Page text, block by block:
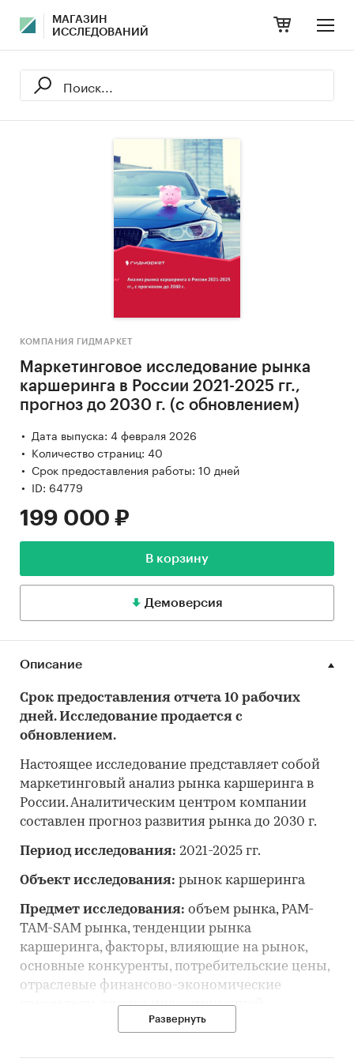
МАГАЗИН
ИССЛЕДОВАНИЙ
КОМПАНИЯ ГИДМАРКЕТ
Маркетинговое исследование рынка
каршеринга в России 2021-2025 гг.,
прогноз до 2030 г. (с обновлением)
Дата выпуска: 4 февраля 2026
Количество страниц: 40
Срок предоставления работы: 10 дней
ID: 64779
199 000 ₽
В корзину
Демоверсия
Описание
Срок предоставления отчета 10 рабочих
дней. Исследование продается с
обновлением.
Настоящее исследование представляет собой
маркетинговый анализ рынка каршеринга в
России. Аналитическим центром компании
составлен прогноз развития рынка до 2030 г.
Период исследования: 2021-2025 гг.
Объект исследования: рынок каршеринга
Предмет исследования: объем рынка, PAM-
TAM-SAM рынка, тенденции рынка
каршеринга, факторы, влияющие на рынок,
основные конкуренты, потребительские цены,
отраслевые финансово-экономические
показатели, оценка инвестиционной
привлекательности, прогноз развития рынка и
Развернуть